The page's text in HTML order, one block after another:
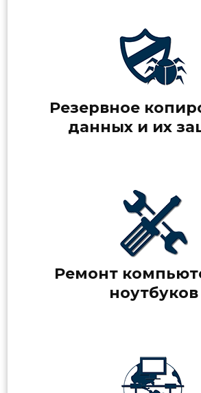
Резервное
данных и их
Ремонт
ноутбуков